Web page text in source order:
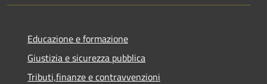
Educazione e formazione
Giustizia e sicurezza pubblica
Tributi,finanze e contravvenzioni